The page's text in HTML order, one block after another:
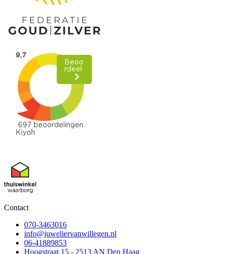
Contact
070-3463016
info@juweliervanwillegen.nl
06-41889853
Hoogstraat 15 - 2513 AN Den Haag